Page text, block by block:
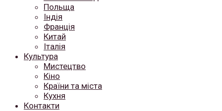
Польща
Індія
Франція
Китай
Італія
Культура
Мистецтво
Кіно
Країни та міста
Кухня
Контакти